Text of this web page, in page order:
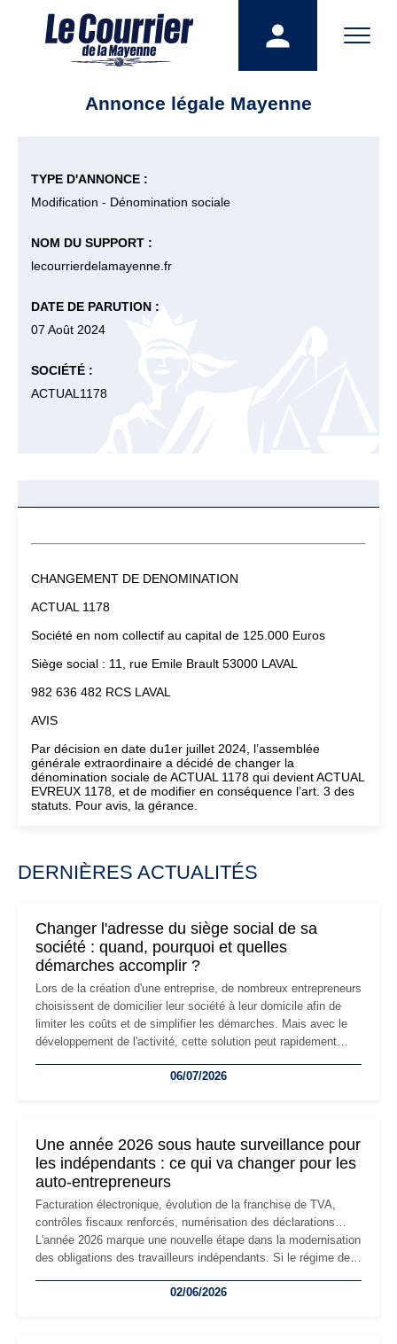
Annonce légale Mayenne
TYPE D'ANNONCE :
Modification - Dénomination sociale
NOM DU SUPPORT :
lecourrierdelamayenne.fr
DATE DE PARUTION :
07 Août 2024
SOCIÉTÉ :
ACTUAL1178
CHANGEMENT DE DENOMINATION
ACTUAL 1178
Société en nom collectif au capital de 125.000 Euros
Siège social : 11, rue Emile Brault 53000 LAVAL
982 636 482 RCS LAVAL
AVIS
Par décision en date du1er juillet 2024, l’assemblée
générale extraordinaire a décidé de changer la
dénomination sociale de ACTUAL 1178 qui devient ACTUAL
EVREUX 1178, et de modifier en conséquence l’art. 3 des
statuts. Pour avis, la gérance.
DERNIÈRES ACTUALITÉS
Changer l'adresse du siège social de sa
société : quand, pourquoi et quelles
démarches accomplir ?
Lors de la création d'une entreprise, de nombreux entrepreneurs
choisissent de domicilier leur société à leur domicile afin de
limiter les coûts et de simplifier les démarches. Mais avec le
développement de l'activité, cette solution peut rapidement
professionnels, recrutement, image de marque… Le
06/07/2026
Une année 2026 sous haute surveillance pour
les indépendants : ce qui va changer pour les
auto-entrepreneurs
Facturation électronique, évolution de la franchise de TVA,
contrôles fiscaux renforcés, numérisation des déclarations…
L'année 2026 marque une nouvelle étape dans la modernisation
des obligations des travailleurs indépendants. Si le régime de
les auto-entrepreneurs devront s'adapter à un environnement
02/06/2026